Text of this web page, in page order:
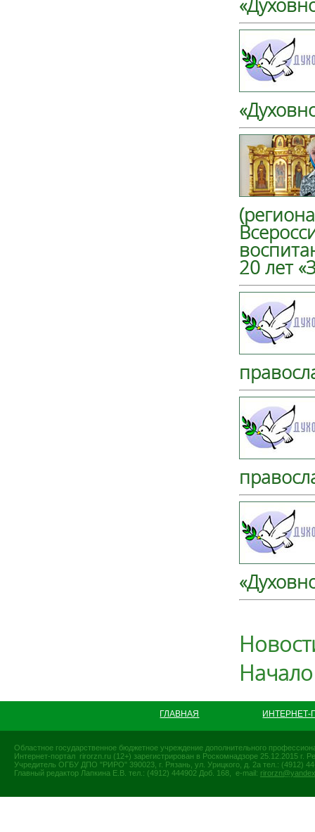
20 лет
ГЛАВНАЯ
Областное государственное бюджетное учреждение дополнительного
Интернет-портал rirorzn.ru (12+) зарегистрирован в Роскомнадзоре 25.12.2015
Учредитель ОГБУ ДПО "РИРО" 390023, г. Рязань, ул. Урицкого, д. 2а тел.: (4912)
Главный редактор Лапкина Е.В. тел.: (4912) 444902 Доб. 168, e-mail: